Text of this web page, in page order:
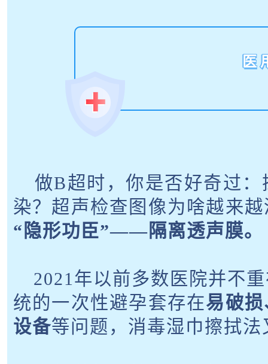
医
做B超时，你是否好奇过：
染？超声检查图像为啥越来
“隐形功臣”——隔离透声膜。
2021年以前多数医院并不
统的一次性避孕套存在易破
设备等问题，消毒湿巾擦拭